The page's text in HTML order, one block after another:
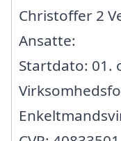
Christoffer 2
Ansatte:
Startdato: 01.